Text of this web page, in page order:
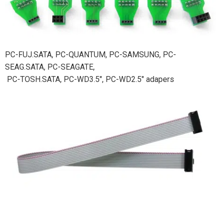
PC-FUJ.SATA, PC-QUANTUM, PC-SAMSUNG, PC-
SEAG.SATA, PC-SEAGATE,
PC-TOSH.SATA, PC-WD3.5", PC-WD2.5" adapers